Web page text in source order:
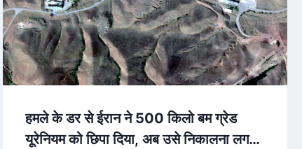
हमले के डर से ईरान ने 500 किलो बम ग्रेड
यूरेनियम को छिपा दिया, अब उसे निकालना लगभग